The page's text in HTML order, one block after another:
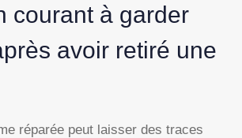
courant à garder
avoir retiré une
réparée peut laisser des traces